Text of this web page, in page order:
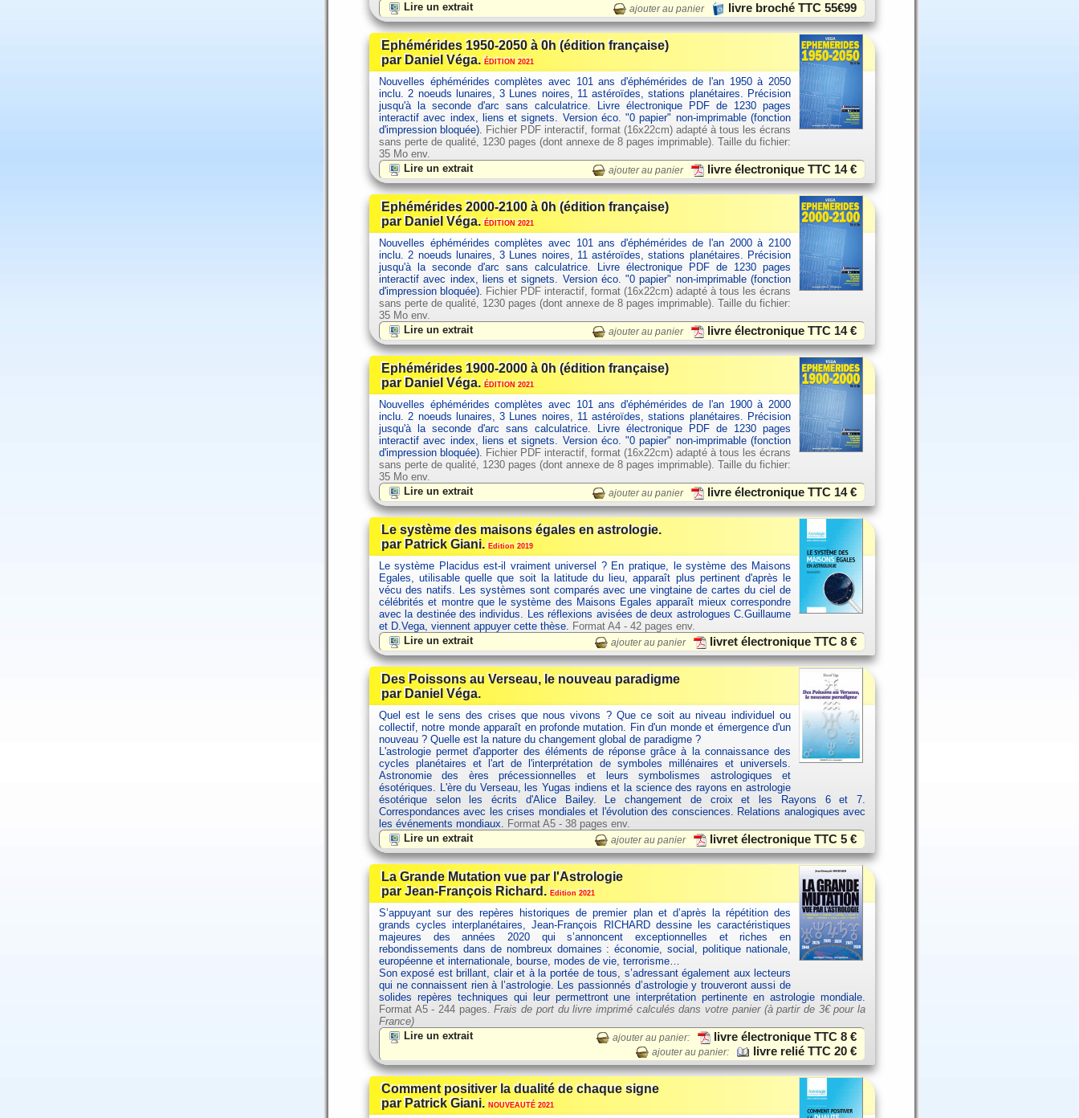
Lire un extrait
ajouter au panier livre broché TTC55€99
Ephémérides 1950-2050 à 0h (édition française)
par Daniel Véga.ÉDITION 2021
Nouvelles éphémérides complètes avec 101 ans d'éphémérides de l'an 1950 à 2050
inclu. 2 noeuds lunaires, 3 Lunes noires, 11 astéroïdes, stations planétaires. Précision
jusqu'à la seconde d'arc sans calculatrice. Livre électronique PDF de 1230 pages
interactif avec index, liens et signets. Version éco. "0 papier" non-imprimable (fonction
d'impression bloquée). Fichier PDF interactif, format (16x22cm) adapté à tous les écrans
sans perte de qualité, 1230 pages (dont annexe de 8 pages imprimable). Taille du fichier:
35 Mo env.
Lire un extrait
ajouter au panier livre électronique TTC 14 €
Ephémérides 2000-2100 à 0h (édition française)
par Daniel Véga.ÉDITION 2021
Nouvelles éphémérides complètes avec 101 ans d'éphémérides de l'an 2000 à 2100
inclu. 2 noeuds lunaires, 3 Lunes noires, 11 astéroïdes, stations planétaires. Précision
jusqu'à la seconde d'arc sans calculatrice. Livre électronique PDF de 1230 pages
interactif avec index, liens et signets. Version éco. "0 papier" non-imprimable (fonction
d'impression bloquée). Fichier PDF interactif, format (16x22cm) adapté à tous les écrans
sans perte de qualité, 1230 pages (dont annexe de 8 pages imprimable). Taille du fichier:
35 Mo env.
Lire un extrait
ajouter au panier livre électronique TTC 14 €
Ephémérides 1900-2000 à 0h (édition française)
par Daniel Véga.ÉDITION 2021
Nouvelles éphémérides complètes avec 101 ans d'éphémérides de l'an 1900 à 2000
inclu. 2 noeuds lunaires, 3 Lunes noires, 11 astéroïdes, stations planétaires. Précision
jusqu'à la seconde d'arc sans calculatrice. Livre électronique PDF de 1230 pages
interactif avec index, liens et signets. Version éco. "0 papier" non-imprimable (fonction
d'impression bloquée). Fichier PDF interactif, format (16x22cm) adapté à tous les écrans
sans perte de qualité, 1230 pages (dont annexe de 8 pages imprimable). Taille du fichier:
35 Mo env.
Lire un extrait
ajouter au panier livre électronique TTC 14 €
Le système des maisons égales en astrologie.
par Patrick Giani.Edition 2019
Le système Placidus est-il vraiment universel ? En pratique, le système des Maisons
Egales, utilisable quelle que soit la latitude du lieu, apparaît plus pertinent d'après le
vécu des natifs. Les systèmes sont comparés avec une vingtaine de cartes du ciel de
célébrités et montre que le système des Maisons Egales apparaît mieux correspondre
avec la destinée des individus. Les réflexions avisées de deux astrologues C.Guillaume
et D.Vega, viennent appuyer cette thèse. Format A4 - 42 pages env.
Lire un extrait
ajouter au panier livret électronique TTC8 €
Des Poissons au Verseau, le nouveau paradigme
par Daniel Véga.
Quel est le sens des crises que nous vivons ? Que ce soit au niveau individuel ou
collectif, notre monde apparaît en profonde mutation. Fin d'un monde et émergence d'un
nouveau ? Quelle est la nature du changement global de paradigme ?
L'astrologie permet d'apporter des éléments de réponse grâce à la connaissance des
cycles planétaires et l'art de l'interprétation de symboles millénaires et universels.
Astronomie des ères précessionnelles et leurs symbolismes astrologiques et
ésotériques. L'ère du Verseau, les Yugas indiens et la science des rayons en astrologie
ésotérique selon les écrits d'Alice Bailey. Le changement de croix et les Rayons 6 et 7.
Correspondances avec les crises mondiales et l'évolution des consciences. Relations analogiques avec
les événements mondiaux. Format A5 - 38 pages env.
Lire un extrait
ajouter au panier livret électronique TTC5 €
La Grande Mutation vue par l'Astrologie
par Jean-François Richard.Edition 2021
S’appuyant sur des repères historiques de premier plan et d’après la répétition des
grands cycles interplanétaires, Jean-François RICHARD dessine les caractéristiques
majeures des années 2020 qui s’annoncent exceptionnelles et riches en
rebondissements dans de nombreux domaines : économie, social, politique nationale,
européenne et internationale, bourse, modes de vie, terrorisme…
Son exposé est brillant, clair et à la portée de tous, s’adressant également aux lecteurs
qui ne connaissent rien à l’astrologie. Les passionnés d’astrologie y trouveront aussi de
solides repères techniques qui leur permettront une interprétation pertinente en astrologie mondiale.
Format A5 - 244 pages.Frais de port du livre imprimé calculés dans votre panier (à partir de 3€ pour la
France)
Lire un extrait
ajouter au panier: livre électronique TTC8 €
ajouter au panier: livre relié TTC20 €
Comment positiver la dualité de chaque signe
par Patrick Giani.NOUVEAUTÉ 2021